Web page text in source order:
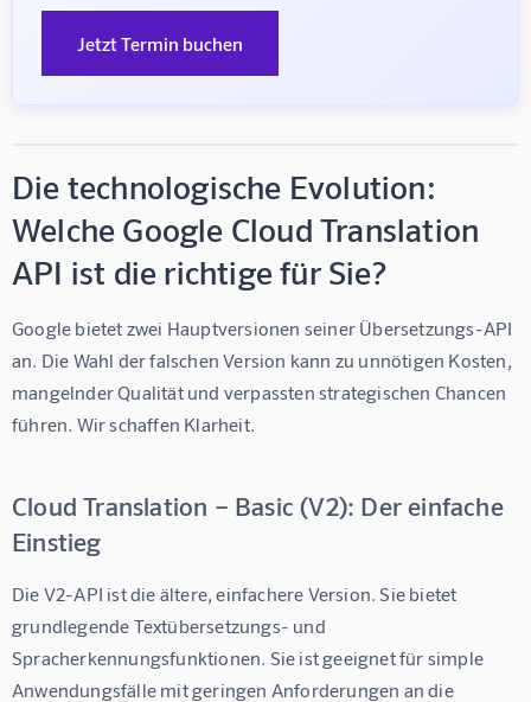
Jetzt Termin buchen
Die technologische Evolution:
Welche Google Cloud Translation
API ist die richtige für Sie?
Google bietet zwei Hauptversionen seiner Übersetzungs-API
an. Die Wahl der falschen Version kann zu unnötigen Kosten,
mangelnder Qualität und verpassten strategischen Chancen
führen. Wir schaffen Klarheit.
Cloud Translation – Basic (V2): Der einfache
Einstieg
Die V2-API ist die ältere, einfachere Version. Sie bietet
grundlegende Textübersetzungs- und
Spracherkennungsfunktionen. Sie ist geeignet für simple
Anwendungsfälle mit geringen Anforderungen an die